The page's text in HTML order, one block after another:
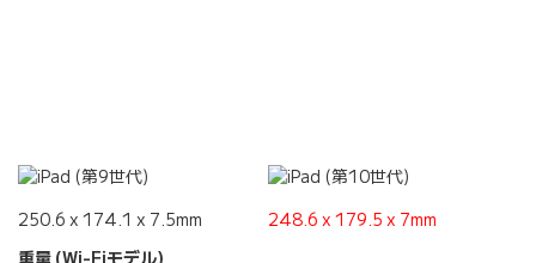
250.6 x 174.1 x 7.5mm
248.6 x 179.5 x 7mm
重量 (Wi-Fiモデル)